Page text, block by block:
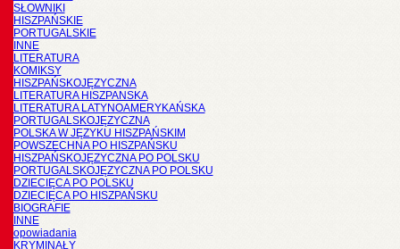
SŁOWNIKI
HISZPAŃSKIE
PORTUGALSKIE
INNE
LITERATURA
KOMIKSY
HISZPAŃSKOJĘZYCZNA
LITERATURA HISZPANSKA
LITERATURA LATYNOAMERYKAŃSKA
PORTUGALSKOJĘZYCZNA
POLSKA W JĘZYKU HISZPAŃSKIM
POWSZECHNA PO HISZPAŃSKU
HISZPAŃSKOJĘZYCZNA PO POLSKU
PORTUGALSKOJĘZYCZNA PO POLSKU
DZIECIĘCA PO POLSKU
DZIECIĘCA PO HISZPAŃSKU
BIOGRAFIE
INNE
opowiadania
KRYMINAŁY